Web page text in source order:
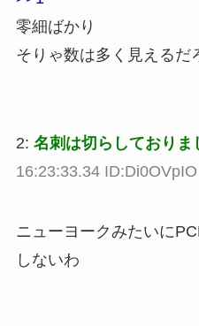
零細ばかり
そりゃ数は多く見えるだ
2: 名刺は切らしておりま
16:23:33.34 ID:Di0OVpIO
ニューヨークみたいに
しないわ